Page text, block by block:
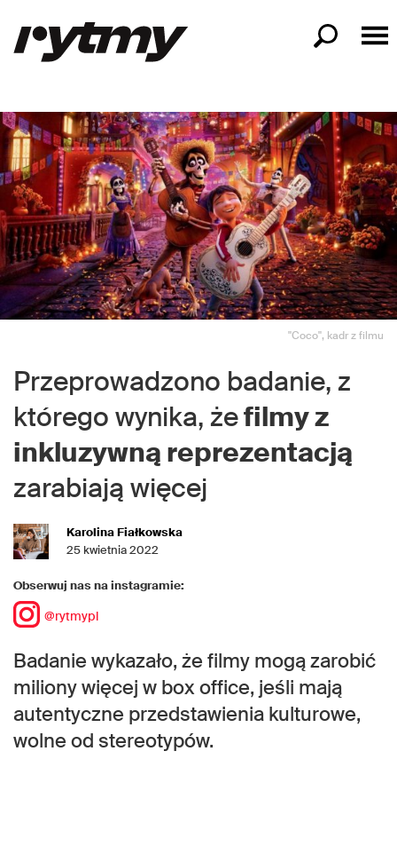
"Coco", kadr z filmu
Przeprowadzono badanie, z
którego wynika, żefilmy z
inkluzywną reprezentacją
zarabiają więcej
Karolina Fiałkowska
25 kwietnia 2022
Obserwuj nas na instagramie:
@rytmypl
Badanie wykazało, że filmy mogą zarobić
miliony więcej w box office, jeśli mają
autentyczne przedstawienia kulturowe,
wolne od stereotypów.